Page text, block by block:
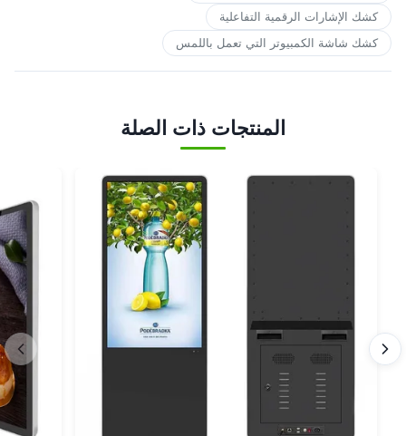
كشك الإشارات الرقمية التفاعلية
كشك شاشة الكمبيوتر التي تعمل باللمس
المنتجات ذات الصلة